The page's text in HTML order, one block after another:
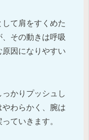
て肩をすくめた
その動きは呼吸
因になりやすい
かりプッシュし
わらかく、腕は
ていきます。